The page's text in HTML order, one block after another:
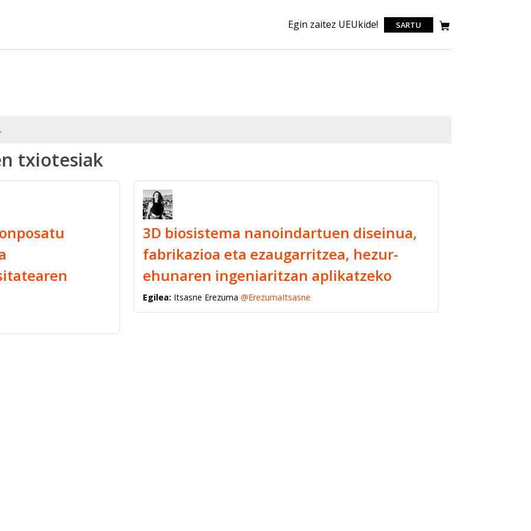
Egin zaitez UEUkide! SARTU
txiotesiak
3D biosistema nanoindartuen diseinua,
fabrikazioa eta ezaugarritzea, hezur-
ehunaren ingeniaritzan aplikatzeko
Egilea: Itsasne Erezuma @ErezumaItsasne